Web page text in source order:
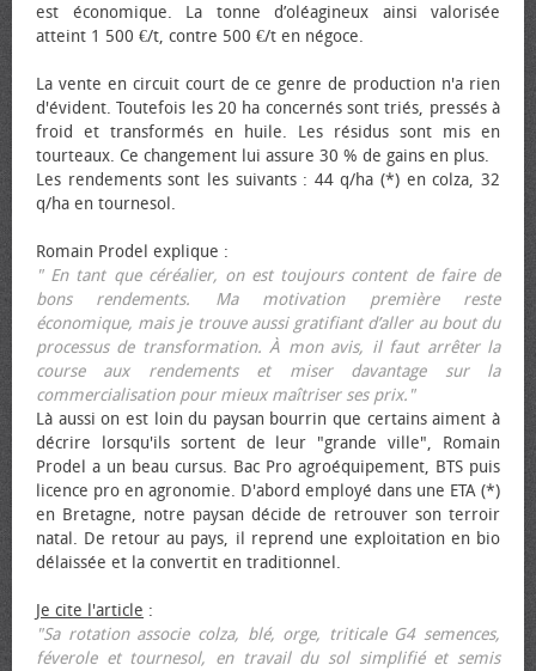
est économique. La tonne d’oléagineux ainsi valorisée
atteint 1 500 €/t, contre 500 €/t en négoce.
La vente en circuit court de ce genre de production n'a rien
d'évident. Toutefois les 20 ha concernés sont triés, pressés à
froid et transformés en huile. Les résidus sont mis en
tourteaux. Ce changement lui assure 30 % de gains en plus.
Les rendements sont les suivants : 44 q/ha (*) en colza, 32
q/ha en tournesol.
Romain Prodel explique :
" En tant que céréalier, on est toujours content de faire de
bons rendements. Ma motivation première reste
économique, mais je trouve aussi gratifiant d’aller au bout du
processus de transformation. À mon avis, il faut arrêter la
course aux rendements et miser davantage sur la
commercialisation pour mieux maîtriser ses prix."
Là aussi on est loin du paysan bourrin que certains aiment à
décrire lorsqu'ils sortent de leur "grande ville", Romain
Prodel a un beau cursus. Bac Pro agroéquipement, BTS puis
licence pro en agronomie. D'abord employé dans une ETA (*)
en Bretagne, notre paysan décide de retrouver son terroir
natal. De retour au pays, il reprend une exploitation en bio
délaissée et la convertit en traditionnel.
Je cite l'article :
"Sa rotation associe colza, blé, orge, triticale G4 semences,
féverole et tournesol, en travail du sol simplifié et semis